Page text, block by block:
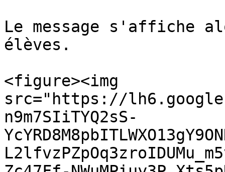
Le message s'affiche
élèves.
<figure><img
src="https://
n9m7SIiTYQ2sS-